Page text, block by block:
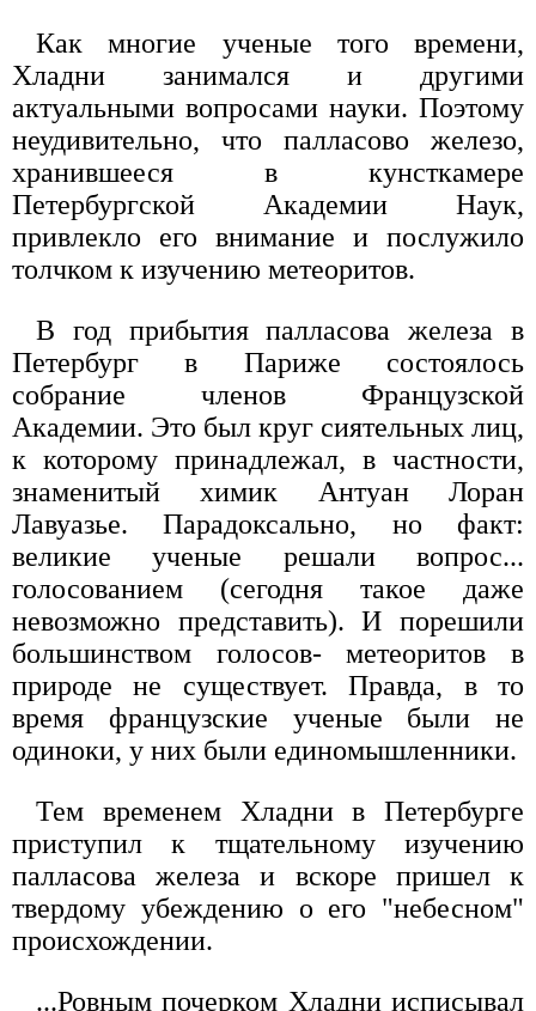
Как многие ученые того времени,
Хладни занимался и другими
актуальными вопросами науки. Поэтому
неудивительно, что палласово железо,
хранившееся в кунсткамере
Петербургской Академии Наук,
привлекло его внимание и послужило
толчком к изучению метеоритов.
В год прибытия палласова железа в
Петербург в Париже состоялось
собрание членов Французской
Академии. Это был круг сиятельных лиц,
к которому принадлежал, в частности,
знаменитый химик Антуан Лоран
Лавуазье. Парадоксально, но факт:
великие ученые решали вопрос...
голосованием (сегодня такое даже
невозможно представить). И порешили
большинством голосов- метеоритов в
природе не существует. Правда, в то
время французские ученые были не
одиноки, у них были единомышленники.
Тем временем Хладни в Петербурге
приступил к тщательному изучению
палласова железа и вскоре пришел к
твердому убеждению о его "небесном"
происхождении.
...Ровным почерком Хладни исписывал